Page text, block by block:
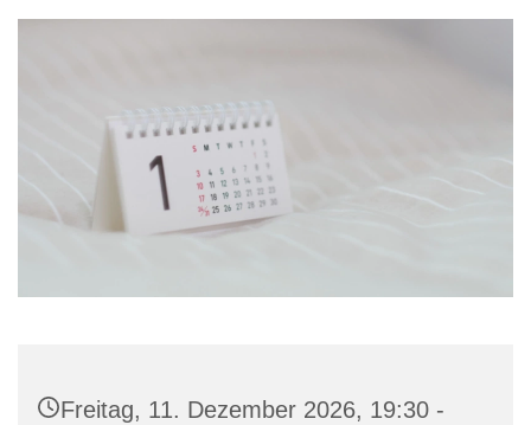
Freitag, 11. Dezember 2026, 19:30 -